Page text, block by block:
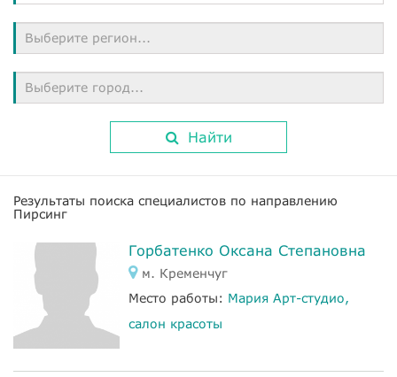
Выберите регион...
Выберите город...
Найти
Результаты поиска специалистов по направлению
Пирсинг
Горбатенко Оксана Степановна
м. Кременчуг
Место работы: Мария Арт-студио,
салон красоты